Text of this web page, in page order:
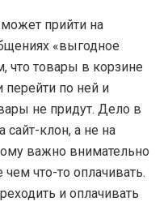
прийти на
«выгодное
что товары в корзине
перейти по ней и
не придут. Дело в
сайт-клон, а не на
важно внимательно
что-то оплачивать.
и оплачивать